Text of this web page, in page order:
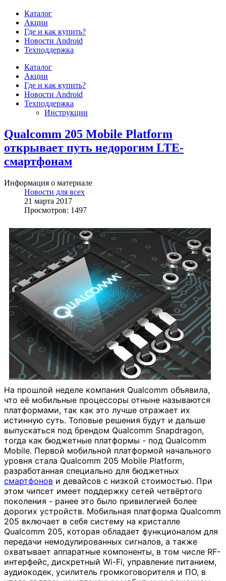
Каталог
Акции
Где и как купить?
Новости Android
Техподдержка
Каталог
Акции
Где и как купить?
Новости Android
Техподдержка
Инструкции
Qualcomm 205 Mobile Platform
открывает путь недорогим LTE-
смартфонам
Информация о материале
Новости для всех
21 марта 2017
Просмотров: 1497
На прошлой неделе компания Qualcomm объявила,
что её мобильные процессоры отныне называются
платформами, так как это лучше отражает их
истинную суть. Топовые решения будут и дальше
выпускаться под брендом Qualcomm Snapdragon,
тогда как бюджетные платформы - под Qualcomm
Mobile. Первой мобильной платформой начального
уровня стала Qualcomm 205 Mobile Platform,
разработанная специально для бюджетных
смартфонов и девайсов с низкой стоимостью. При
этом чипсет имеет поддержку сетей четвёртого
поколения - ранее это было привилегией более
дорогих устройств. Мобильная платформа Qualcomm
205 включает в себя систему на кристалле
Qualcomm 205, которая обладает функционалом для
передачи немодулированных сигналов, а также
охватывает аппаратные компоненты, в том числе RF-
интерфейс, дискретный Wi-Fi, управление питанием,
аудиокодек, усилитель громкоговорителя и ПО, в